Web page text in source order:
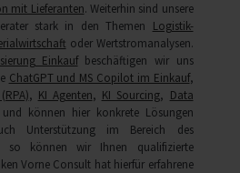
mit Lieferanten. Weiterhin sind unsere
stark in den Themen Logistik-
oder Wertstromanalysen.
Einkaufbeschäftigen wir uns
ChatGPT und MS Copilot im Einkauf,
, KI Agenten, KI Sourcing, Data
können hier konkrete Lösungen
Unterstützung im Bereich des
so können wir Ihnen qualifizierte
Vorne Consult hat hierfür erfahrene